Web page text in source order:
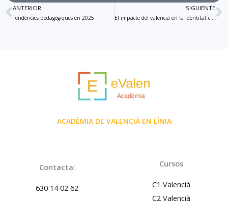
Alternative:
Prev
ANTERIOR
Tendències pedagògiques en 2025
SIGUIENTE
El impacte del valencià en la identitat cultural dels joves valencians
ACADÈMIA DE VALENCIÀ EN LÍNIA
Contacta:
630 14 02 62
Cursos
C1 Valencià
C2 Valencià